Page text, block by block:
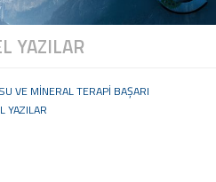
YAZILAR
VE MINERAL TERAPI BAŞARI
YAZILAR